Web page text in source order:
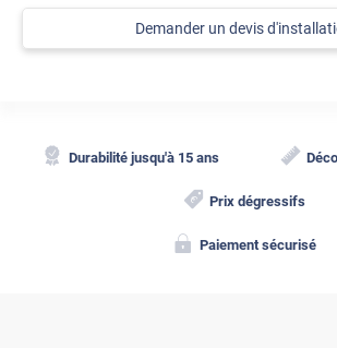
Demander un devis
Durabilité jusqu'à 15 ans
Prix dégressifs
Paiement sécurisé